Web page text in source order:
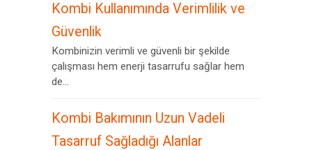
Kombi Kullanımında Verimlilik ve
Güvenlik
Kombinizin verimli ve güvenli bir şekilde
çalışması hem enerji tasarrufu sağlar hem
de...
Kombi Bakımının Uzun Vadeli
Tasarruf Sağladığı Alanlar